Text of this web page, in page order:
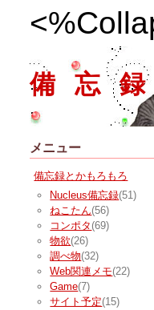
備忘
メニュー
備忘録とかもろもろ
Nucleus備忘録(51)
ねこたん(56)
コンポタ (69)
物欲(26)
調べ物(32)
Web関連メモ(22)
Game(7)
サイト予定(15)